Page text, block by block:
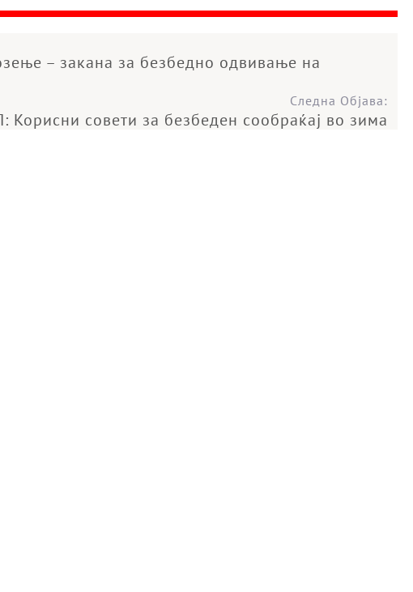
– закана за безбедно одвивање на
Следна Објава:
Корисни совети за безбеден сообраќај во зима